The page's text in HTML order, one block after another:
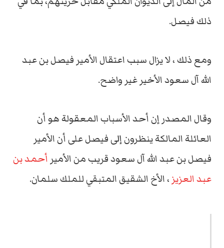
ذلك فيصل.
ومع ذلك ، لا يزال سبب اعتقال الأمير فيصل بن عبد
الله آل سعود الأخير غير واضح.
وقال المصدر إن أحد الأسباب المعقولة هو أن
العائلة المالكة ينظرون إلى فيصل على أن الأمير
فيصل بن عبد الله آل سعود قريب من الأمير أحمد بن
عبد العزيز ، الأخ الشقيق المتبقي للملك سلمان.